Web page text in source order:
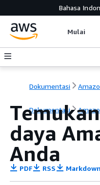
Bahasa
Mulai
Dokumentasi
Dokumentasi
daya
Anda
PDF RSS Markdown